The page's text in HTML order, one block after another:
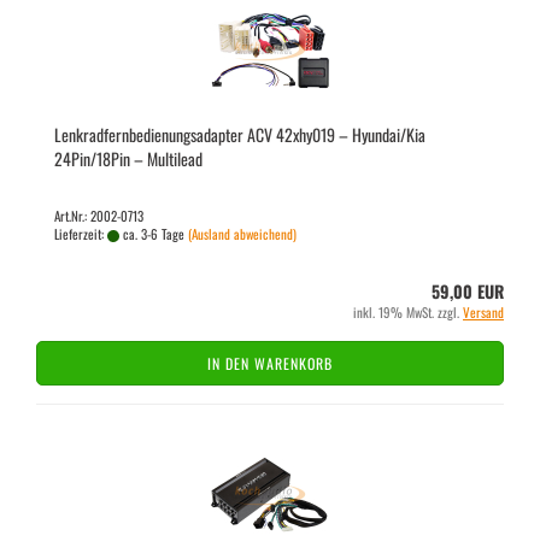
Lenk­rad­fern­be­die­nungs­ad­ap­ter ACV 42xhy019 – Hyundai/Kia
24Pin/18Pin – Mul­ti­lead
Art.Nr.: 2002-0713
Lieferzeit:
ca. 3-6 Tage(Ausland abweichend)
59,00 EUR
inkl. 19% MwSt. zzgl.Versand
IN DEN WARENKORB